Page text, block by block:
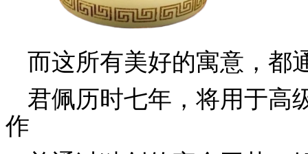
而这所有美好的寓意，都
君佩历时七年，将用于高
作